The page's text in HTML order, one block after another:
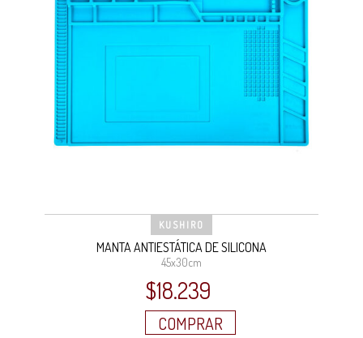
KUSHIRO
MANTA ANTIESTÁTICA DE SILICONA
45x30cm
$18.239
COMPRAR